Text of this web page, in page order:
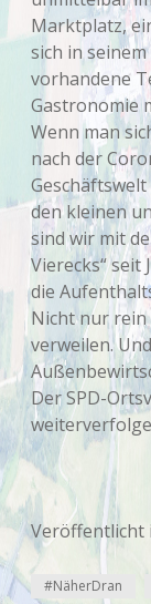
Marktplatz,
sich in
vorhandene
Gastronomie
Wenn man
nach der
den kleinen
sind wir mit
Vierecks“ seit
die
Nicht nur rein
verweilen.
Der SPD-
Veröffentlicht
#NäherDran